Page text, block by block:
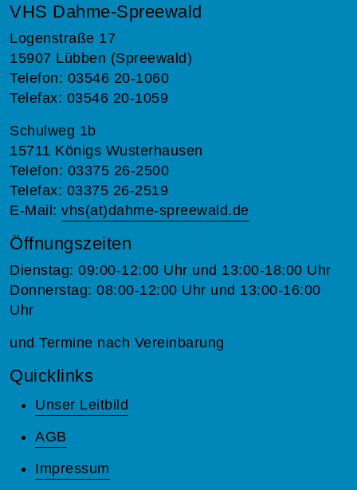
VHS Dahme-Spreewald
Logenstraße 17
15907 Lübben (Spreewald)
Telefon: 03546 20-1060
Telefax: 03546 20-1059
Schulweg 1b
15711 Königs Wusterhausen
Telefon: 03375 26-2500
Telefax: 03375 26-2519
E-Mail: vhs(at)dahme-spreewald.de
Öffnungszeiten
Dienstag: 09:00-12:00 Uhr und 13:00-18:00 Uhr
Donnerstag: 08:00-12:00 Uhr und 13:00-16:00
Uhr
und Termine nach Vereinbarung
Quicklinks
Unser Leitbild
AGB
Impressum